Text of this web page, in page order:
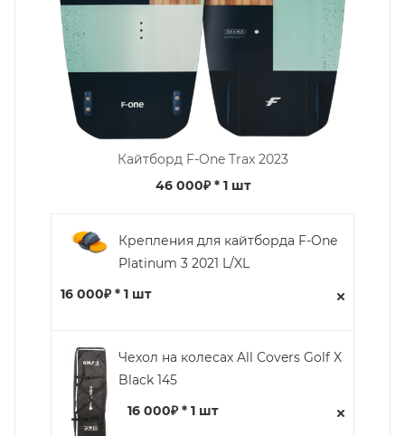
Кайтборд F-One Trax 2023
46 000₽* 1 шт
Крепления для кайтборда F-One
Platinum 3 2021 L/XL
16 000₽ * 1 шт
Чехол на колесах All Covers Golf X
Black 145
16 000₽ * 1 шт